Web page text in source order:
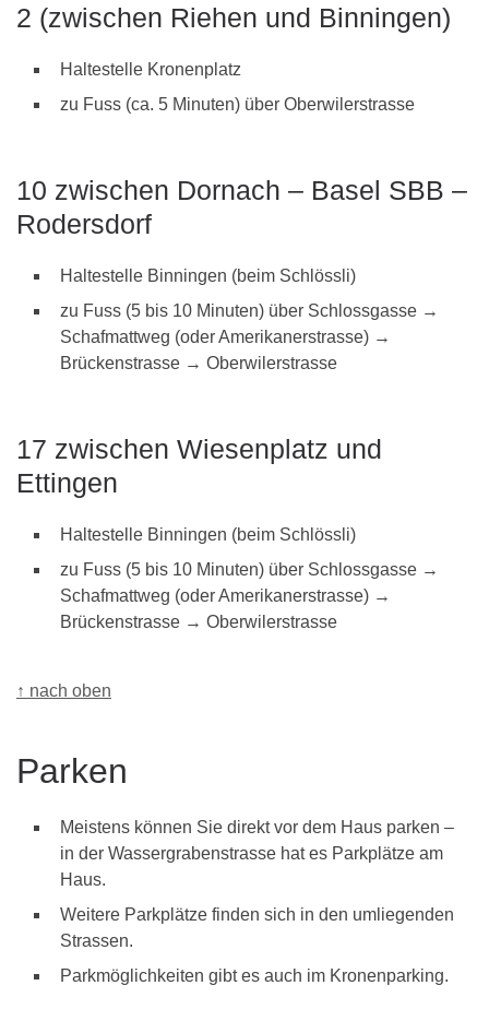
2 (zwischen Riehen und Binningen)
Haltestelle Kronenplatz
zu Fuss (ca. 5 Minuten) über Oberwilerstrasse
10 zwischen Dornach – Basel SBB –
Rodersdorf
Haltestelle Binningen (beim Schlössli)
zu Fuss (5 bis 10 Minuten) über Schlossgasse →
Schafmattweg (oder Amerikanerstrasse) →
Brückenstrasse → Oberwilerstrasse
17 zwischen Wiesenplatz und
Ettingen
Haltestelle Binningen (beim Schlössli)
zu Fuss (5 bis 10 Minuten) über Schlossgasse →
Schafmattweg (oder Amerikanerstrasse) →
Brückenstrasse → Oberwilerstrasse
↑ nach oben
Parken
Meistens können Sie direkt vor dem Haus parken –
in der Wassergrabenstrasse hat es Parkplätze am
Haus.
Weitere Parkplätze finden sich in den umliegenden
Strassen.
Parkmöglichkeiten gibt es auch im Kronenparking.